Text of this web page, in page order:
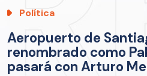
Política
Aeropuerto de
renombrado como
pasará con Arturo